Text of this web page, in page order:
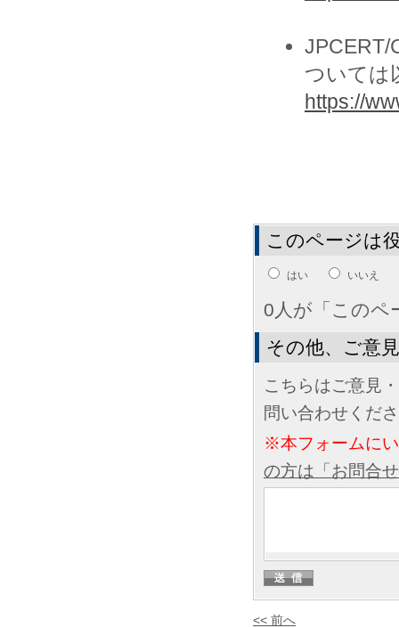
JPCERT/
ついては
https://
このページは
はい いいえ
0人が「このペ
その他、ご意
こちらはご意見
問い合わせくだ
※本フォームに
の方は「お問合
<< 前へ